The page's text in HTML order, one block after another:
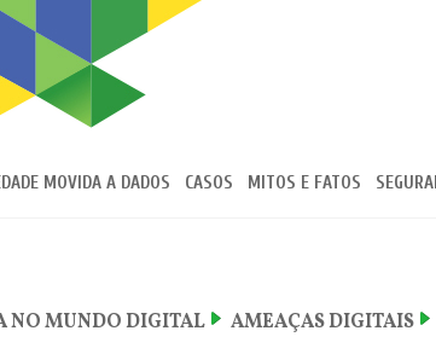
MOVIDA A DADOS CASOS MITOS E FATOS
NO MUNDO DIGITAL AMEAÇAS DIGITAIS